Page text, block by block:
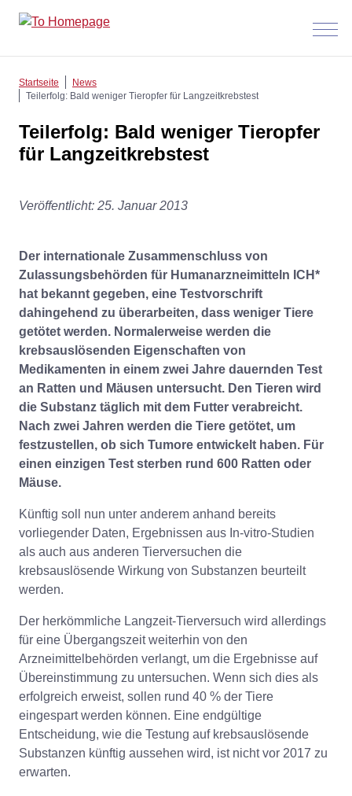
Menü
Startseite
News
Teilerfolg: Bald weniger Tieropfer für Langzeitkrebstest
Teilerfolg: Bald weniger Tieropfer
für Langzeitkrebstest
Veröffentlicht: 25. Januar 2013
Der internationale Zusammenschluss von
Zulassungsbehörden für Humanarzneimitteln ICH*
hat bekannt gegeben, eine Testvorschrift
dahingehend zu überarbeiten, dass weniger Tiere
getötet werden. Normalerweise werden die
krebsauslösenden Eigenschaften von
Medikamenten in einem zwei Jahre dauernden Test
an Ratten und Mäusen untersucht. Den Tieren wird
die Substanz täglich mit dem Futter verabreicht.
Nach zwei Jahren werden die Tiere getötet, um
festzustellen, ob sich Tumore entwickelt haben. Für
einen einzigen Test sterben rund 600 Ratten oder
Mäuse.
Künftig soll nun unter anderem anhand bereits
vorliegender Daten, Ergebnissen aus In-vitro-Studien
als auch aus anderen Tierversuchen die
krebsauslösende Wirkung von Substanzen beurteilt
werden.
Der herkömmliche Langzeit-Tierversuch wird allerdings
für eine Übergangszeit weiterhin von den
Arzneimittelbehörden verlangt, um die Ergebnisse auf
Übereinstimmung zu untersuchen. Wenn sich dies als
erfolgreich erweist, sollen rund 40 % der Tiere
eingespart werden können. Eine endgültige
Entscheidung, wie die Testung auf krebsauslösende
Substanzen künftig aussehen wird, ist nicht vor 2017 zu
erwarten.